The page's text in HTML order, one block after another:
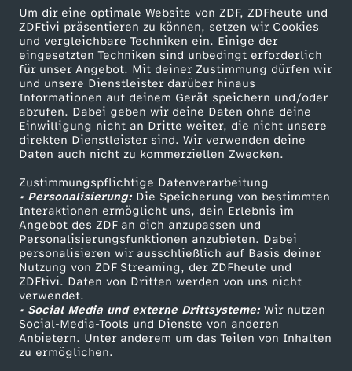
Um dir eine optimale Website von ZDF, ZDFheute und
ZDFtivi präsentieren zu können, setzen wir Cookies
und vergleichbare Techniken ein. Einige der
eingesetzten Techniken sind unbedingt erforderlich
für unser Angebot. Mit deiner Zustimmung dürfen wir
und unsere Dienstleister darüber hinaus
Informationen auf deinem Gerät speichern und/oder
abrufen. Dabei geben wir deine Daten ohne deine
Einwilligung nicht an Dritte weiter, die nicht unsere
direkten Dienstleister sind. Wir verwenden deine
Daten auch nicht zu kommerziellen Zwecken.
Zustimmungspflichtige Datenverarbeitung
• Personalisierung:Die Speicherung von bestimmten
Interaktionen ermöglicht uns, dein Erlebnis im
Angebot des ZDF an dich anzupassen und
Personalisierungsfunktionen anzubieten. Dabei
personalisieren wir ausschließlich auf Basis deiner
Nutzung von ZDF Streaming, der ZDFheute und
ZDFtivi. Daten von Dritten werden von uns nicht
verwendet.
• Social Media und externe Drittsysteme:Wir nutzen
Social-Media-Tools und Dienste von anderen
Anbietern. Unter anderem um das Teilen von Inhalten
zu ermöglichen.
m
2
2
.
N
o
v
e
m
b
Mehr ZDF
ZDF-Apps
Smart TV
ZDFtext
Livestreams
Sendungen A-Z
TV-Programm
Service
ZDFmitreden
Kontakt zum ZDF
Tickets
Zuschauerservice
Hilfe
ZDF Unternehmen
Karriere